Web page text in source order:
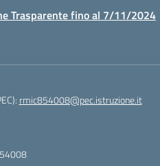
Trasparente fino al 7/11/2024
rmic854008@pec.istruzione.it